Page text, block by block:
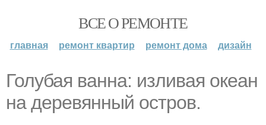
ВСЕ О РЕМОНТЕ
главная ремонт квартир ремонт дома дизайн
Голубая ванна: изливая океан
на деревянный остров.